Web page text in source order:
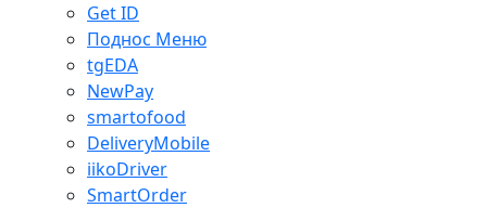
Get ID
Поднос Меню
tgEDA
NewPay
smartofood
DeliveryMobile
iikoDriver
SmartOrder